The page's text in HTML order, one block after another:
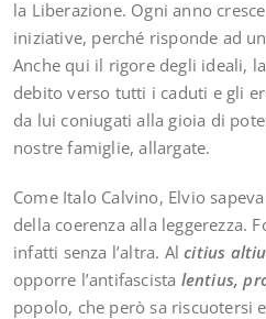
la Liberazione. Ogni anno
iniziative, perché risponde ad
Anche qui il rigore degli ideali,
debito verso tutti i caduti e gli
da lui coniugati alla gioia di
nostre famiglie, allargate.
Come Italo Calvino, Elvio
della coerenza alla leggerezza.
infatti senza l’altra. Alcitius
opporre l’antifascista lentius,
popolo, che però sa riscuotersi